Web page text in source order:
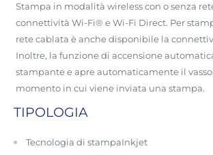
Stampa in modalità wireless con o senza
connettività Wi-Fi® e Wi-Fi Direct. Per
rete cablata è anche disponibile la
Inoltre, la funzione di accensione
stampante e apre automaticamente il
momento in cui viene inviata una stampa.
TIPOLOGIA
Tecnologia di stampaInkjet